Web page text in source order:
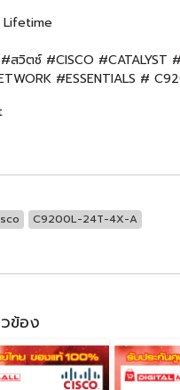
Lifetime
#สวิตซ์ #CISCO
#ESSENTIALS #
C9200L-24T-4X-A
ข้อง